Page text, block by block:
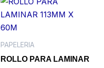
PAPELERIA
ROLLO PARA LAMINAR